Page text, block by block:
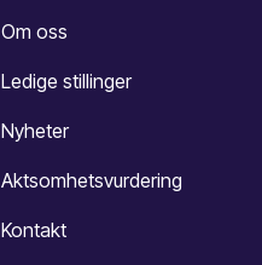
Om oss
Ledige stillinger
Nyheter
Aktsomhetsvurdering
Kontakt